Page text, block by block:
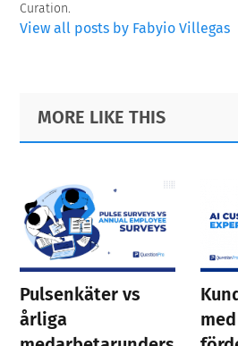
Curation.
View all posts by Fabyio Villegas
Primary
Sidebar
Footer
MORE LIKE THIS
Pulsenkäter vs
årliga